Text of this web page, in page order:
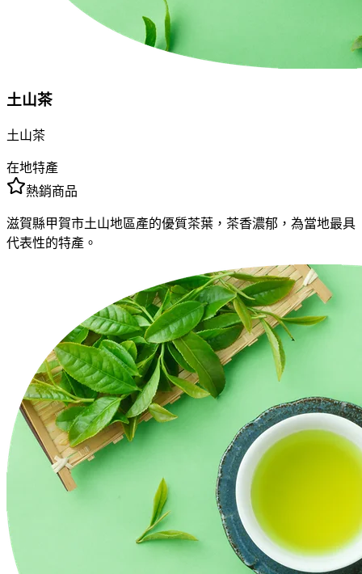
土山茶
土山茶
在地特產
熱銷商品
滋賀縣甲賀市土山地區產的優質茶葉，茶香濃郁，為當地最具
代表性的特產。